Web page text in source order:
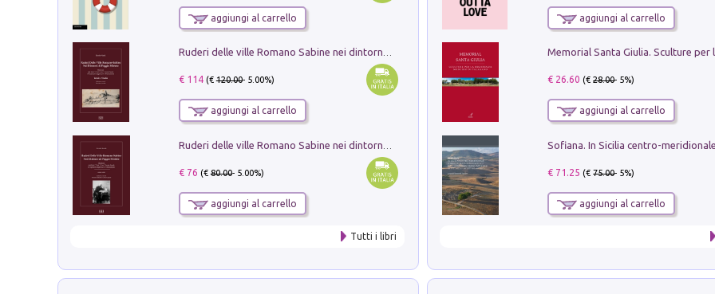
aggiungi al carrello
Ruderi delle ville Romano Sabine nei dintorni di Poggio Mirteto. Illustrati dal dott.re prof.re cav.re Ercole Nardi regio ispettore degli scavi e monumenti. Anno 1885. Tavole e studio. Con 25 tavole fuori testo in cartella editoriale
€ 114(€120.00- 5.00%)
aggiungi al carrello
€ 76 (€80.00- 5.00%)
aggiungi al carrello
Tutti i libri
aggiungi al carrello
€ 26.60 (€28.00- 5%)
aggiungi al carrello
€ 71.25 (€75.00- 5%)
aggiungi al carrello